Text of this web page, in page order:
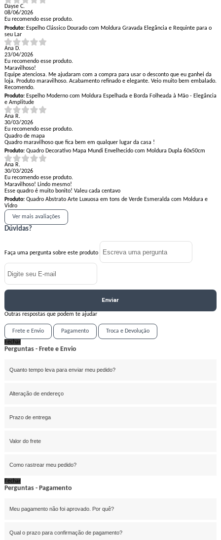
Dayse C.
08/06/2026
Eu recomendo esse produto.
Produto:Espelho Clássico Dourado com Moldura Gravada Elegância e Requinte para o
seu Lar
Ana D.
23/04/2026
Eu recomendo esse produto.
Maravilhoso!
Equipe atenciosa. Me ajudaram com a compra para usar o desconto que eu ganhei da
loja. Produto maravilhoso. Acabamento refinado e elegante. Veio muito bem embalado.
Recomendo.
Produto:Espelho Moderno com Moldura Espelhada e Borda Folheada à Mão - Elegância
e Amplitude
Ana R.
30/03/2026
Eu recomendo esse produto.
Quadro de mapa
Quadro maravilhoso que fica bem em qualquer lugar da casa !
Produto:Quadro Decorativo Mapa Mundi Envelhecido com Moldura Dupla 60x50cm
Ana R.
30/03/2026
Eu recomendo esse produto.
Maravilhoso! Lindo mesmo!
Esse quadro é muito bonito! Valeu cada centavo
Produto:Quadro Abstrato Arte Luxuosa em tons de Verde Esmeralda com Moldura e
Vidro
Ver mais avaliações
Dúvidas?
Faça uma pergunta sobre este produto
Enviar
Outras respostas que podem te ajudar
Frete e Envio Pagamento
Troca e Devolução
Fechar
Perguntas - Frete e Envio
Quanto tempo leva para enviar meu pedido?
Alteração de endereço
Prazo de entrega
Valor do frete
Como rastrear meu pedido?
Fechar
Perguntas - Pagamento
Meu pagamento não foi aprovado. Por quê?
Qual o prazo para confirmação de pagamento?